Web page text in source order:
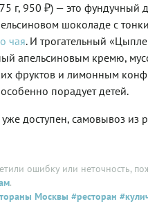
г, 950 ₽) — это фундучный
шоколаде с
чая. И трогательный
апельсиновым кремю,
фруктов и лимонным
порадует детей.
доступен, самовывоз из
ошибку или неточность,
.
Москвы #ресторан